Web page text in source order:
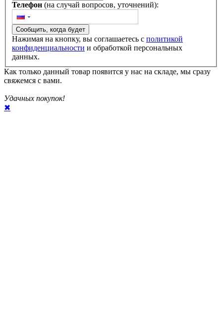
Телефон (на случай вопросов, уточнений):
Сообщить, когда будет
Нажимая на кнопку, вы соглашаетесь с политикой
конфиденциальности
данных.
Как только данный товар появится у нас на складе, мы сразу
свяжемся с вами.
Удачных покупок!
✖